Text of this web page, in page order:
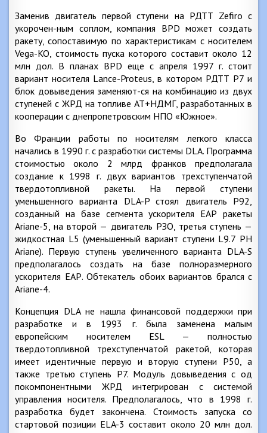
Заменив двигатель первой ступени на РДТТ Zefiro с
укорочен-ным соплом, компания BPD может создать
ракету, сопоставимую по характеристикам с носителем
Vega-KO, стоимость пуска которого составит около 12
млн дол. В планах BPD еще с апреля 1997 г. стоит
вариант носителя Lance-Proteus, в котором РДТТ Р7 и
блок довыведения заменяют-ся на комбинацию из двух
ступеней с ЖРД на топливе АТ+НДМГ, разработанных в
кооперации с днепропетровским НПО «Южное».
Во Франции работы по носителям легкого класса
начались в 1990 г. с разработки системы DLA. Программа
стоимостью около 2 млрд франков предполагала
создание к 1998 г. двух вариантов трехступенчатой
твердотопливной ракеты. На первой ступени
уменьшенного варианта DLA-P стоял двигатель Р92,
созданный на базе сегмента ускорителя ЕАР ракеты
Ariane-5, на второй — двигатель РЗО, третья ступень —
жидкостная L5 (уменьшенный вариант ступени L9.7 РН
Ariane). Первую ступень увеличенного варианта DLA-S
предполагалось создать на базе полноразмерного
ускорителя ЕАР. Обтекатель обоих вариантов брался с
Ariane-4.
Концепция DLA не нашла финансовой поддержки при
разработке и в 1993 г. была заменена малым
европейским носителем ESL — полностью
твердотопливной трехступенчатой ракетой, которая
имеет идентичные первую и вторую ступени Р50, а
также третью ступень Р7. Модуль довыведения с од
покомпонентными ЖРД интегрирован с системой
управления носителя. Предполагалось, что в 1998 г.
разработка будет закончена. Стоимость запуска со
стартовой позиции ELA-3 составит около 20 млн дол.